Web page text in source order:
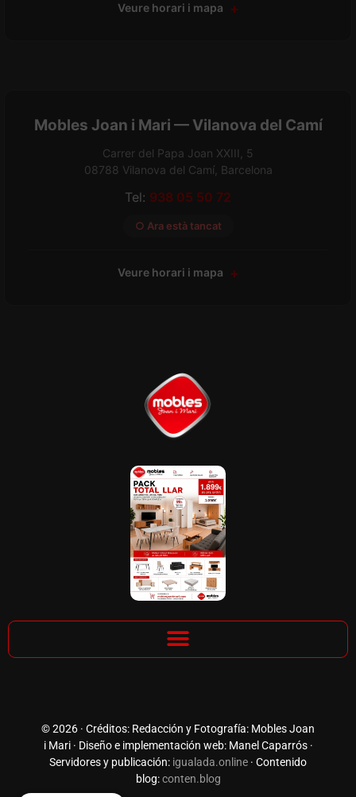
Veure horari i mapa
Mobles Joan i Mari — Vilanova del Camí
Carrer del Papa Joan XXIII, 5
08788 Vilanova del Camí, Barcelona
Tel: 938 05 50 72
○ Ara està tancat
Veure horari i mapa
© 2026 · Créditos: Redacción y Fotografía: Mobles Joan
i Mari · Diseño e implementación web: Manel Caparrós ·
Servidores y publicación: igualada.online · Contenido
blog:conten.blog